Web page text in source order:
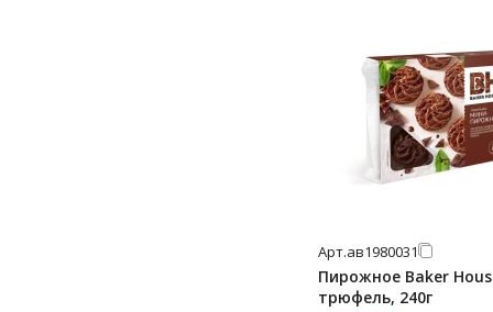
Арт.ав1980031
Пирожное Baker
трюфель, 240г